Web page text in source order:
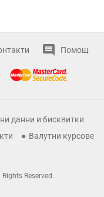
Помощ
данни и бисквитки
Валутни курсове
Reserved.